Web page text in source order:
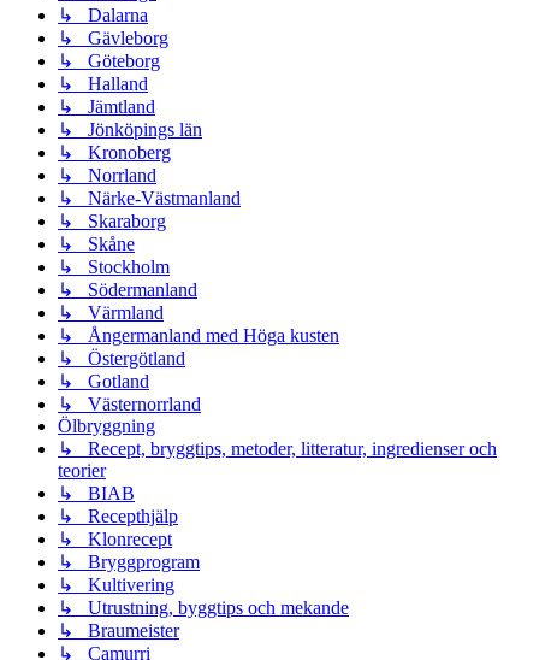
↳ Dalarna
↳ Gävleborg
↳ Göteborg
↳ Halland
↳ Jämtland
↳ Jönköpings län
↳ Kronoberg
↳ Norrland
↳ Närke-Västmanland
↳ Skaraborg
↳ Skåne
↳ Stockholm
↳ Södermanland
↳ Värmland
↳ Ångermanland med Höga kusten
↳ Östergötland
↳ Gotland
↳ Västernorrland
Ölbryggning
↳ Recept, bryggtips, metoder, litteratur, ingredienser och
teorier
↳ BIAB
↳ Recepthjälp
↳ Klonrecept
↳ Bryggprogram
↳ Kultivering
↳ Utrustning, byggtips och mekande
↳ Braumeister
↳ Camurri